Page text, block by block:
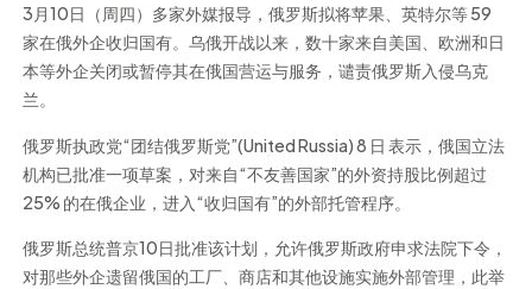
3月10日（周四）多家外媒报导，俄罗斯拟将苹果、英特尔等 59
家在俄外企收归国有。乌俄开战以来，数十家来自美国、欧洲和日
本等外企关闭或暂停其在俄国营运与服务，谴责俄罗斯入侵乌克
兰。
俄罗斯执政党“团结俄罗斯党”(United Russia) 8 日 表示，俄国立法
机构已批准一项草案，对来自“不友善国家”的外资持股比例超过
25% 的在俄企业，进入“收归国有”的外部托管程序。
俄罗斯总统普京10日批准该计划，允许俄罗斯政府申求法院下令，
对那些外企遗留俄国的工厂、商店和其他设施实施外部管理，此举